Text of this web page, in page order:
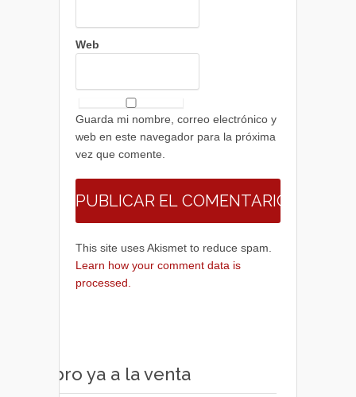
Web
Guarda mi nombre, correo electrónico y
web en este navegador para la próxima
vez que comente.
This site uses Akismet to reduce spam.
Learn how your comment data is
processed.
Libro ya a la venta